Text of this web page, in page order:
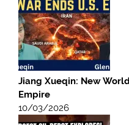
Jiang Xueqin: New
Empire
10/03/2026